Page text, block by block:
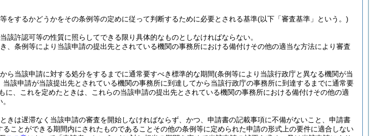
をするかどうかをその条例等の定めに従って判断するために必要とされる基準(以下「審査基準」という。)
該許認可等の性質に照らしてできる限り具体的なものとしなければならない。
、条例等により当該申請の提出先とされている機関の事務所における備付けその他の適当な方法により審査
ら当該申請に対する処分をするまでに通常要すべき標準的な期間(条例等により当該行政庁と異なる機関が当
該申請が当該提出先とされている機関の事務所に到達してから当該行政庁の事務所に到達するまでに通常要
に、これを定めたときは、これらの当該申請の提出先とされている機関の事務所における備付けその他の適
きは遅滞なく当該申請の審査を開始しなければならず、かつ、申請書の記載事項に不備がないこと、申請書
ことができる期間内にされたものであることその他の条例等に定められた申請の形式上の要件に適合しない